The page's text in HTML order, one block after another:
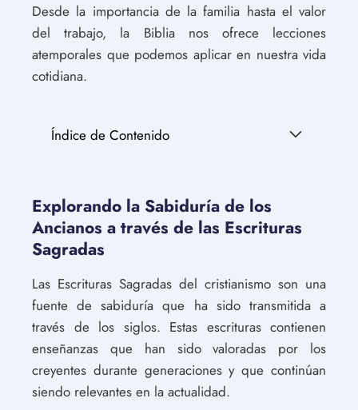
Desde la importancia de la familia hasta el valor
del trabajo, la Biblia nos ofrece lecciones
atemporales que podemos aplicar en nuestra vida
cotidiana.
Índice de Contenido
Explorando la Sabiduría de los
Ancianos a través de las Escrituras
Sagradas
Las Escrituras Sagradas del cristianismo son una
fuente de sabiduría que ha sido transmitida a
través de los siglos. Estas escrituras contienen
enseñanzas que han sido valoradas por los
creyentes durante generaciones y que continúan
siendo relevantes en la actualidad.